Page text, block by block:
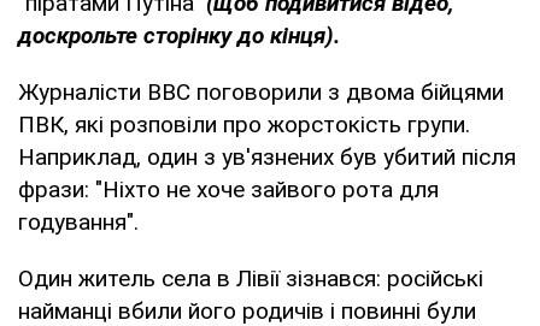
доскрольте сторінку до кінця).
Журналісти ВВС поговорили з двома бійцями
ПВК, які розповіли про жорстокість групи.
Наприклад, один з ув'язнених був убитий після
фрази: "Ніхто не хоче зайвого рота для
годування".
Один житель села в Лівії зізнався: російські
найманці вбили його родичів і повинні були